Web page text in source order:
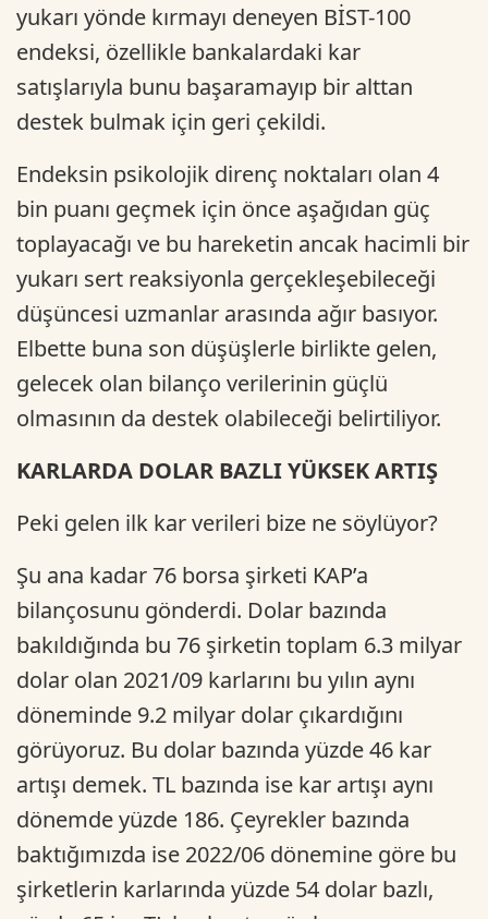
yukarı yönde kırmayı deneyen BİST-100
endeksi, özellikle bankalardaki kar
satışlarıyla bunu başaramayıp bir alttan
destek bulmak için geri çekildi.
Endeksin psikolojik direnç noktaları olan 4
bin puanı geçmek için önce aşağıdan güç
toplayacağı ve bu hareketin ancak hacimli bir
yukarı sert reaksiyonla gerçekleşebileceği
düşüncesi uzmanlar arasında ağır basıyor.
Elbette buna son düşüşlerle birlikte gelen,
gelecek olan bilanço verilerinin güçlü
olmasının da destek olabileceği belirtiliyor.
KARLARDA DOLAR BAZLI YÜKSEK ARTIŞ
Peki gelen ilk kar verileri bize ne söylüyor?
Şu ana kadar 76 borsa şirketi KAP’a
bilançosunu gönderdi. Dolar bazında
bakıldığında bu 76 şirketin toplam 6.3 milyar
dolar olan 2021/09 karlarını bu yılın aynı
döneminde 9.2 milyar dolar çıkardığını
görüyoruz. Bu dolar bazında yüzde 46 kar
artışı demek. TL bazında ise kar artışı aynı
dönemde yüzde 186. Çeyrekler bazında
baktığımızda ise 2022/06 dönemine göre bu
şirketlerin karlarında yüzde 54 dolar bazlı,